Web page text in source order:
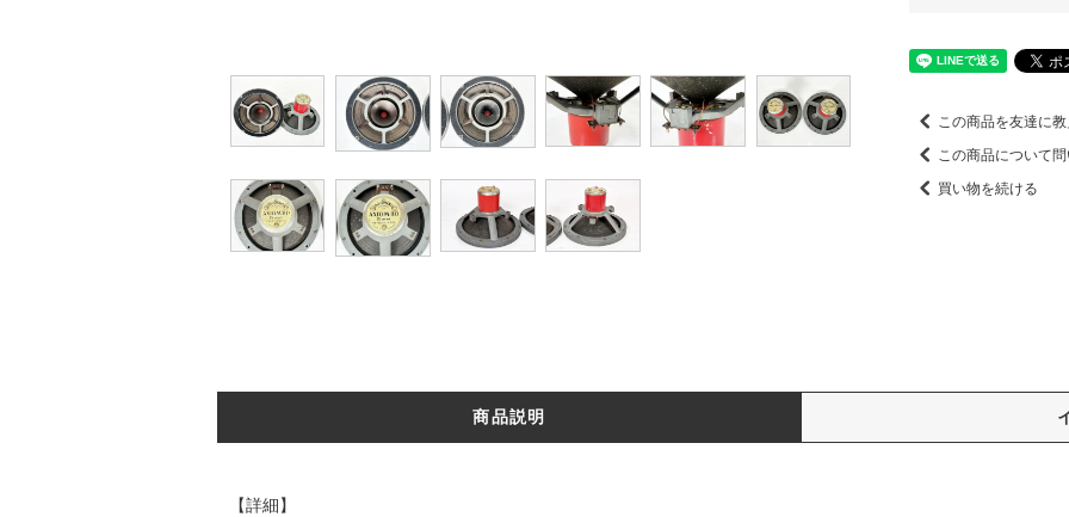
この商品を友達に
この商品について
買い物を続ける
商品説明
【詳細】